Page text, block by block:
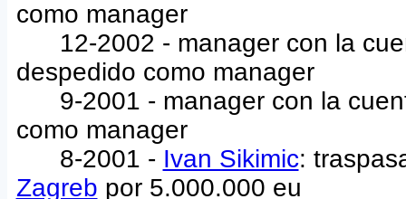
como manager
12-2002 - manager con la
despedido como manager
9-2001 - manager con la
como manager
8-2001 - Ivan Sikimic:
Zagreb por 5.000.000 eu